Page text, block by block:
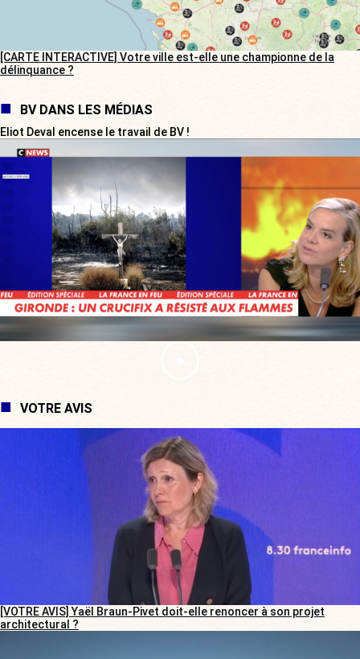
[CARTE INTERACTIVE] Votre ville est-elle une championne de la
délinquance ?
BV DANS LES MÉDIAS
Eliot Deval encense le travail de BV !
VOTRE AVIS
[VOTRE AVIS] Yaël Braun-Pivet doit-elle renoncer à son projet
architectural ?